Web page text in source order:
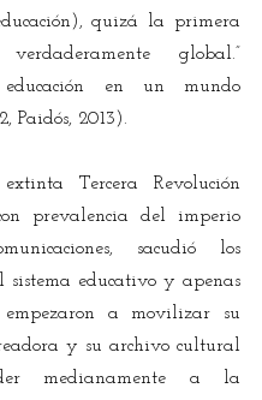
quizá la primera
verdaderamente global.”
en un mundo
Paidós, 2013).
Tercera Revolución
prevalencia del imperio
sacudió los
sistema educativo y apenas
empezaron a movilizar su
y su archivo cultural
medianamente a la